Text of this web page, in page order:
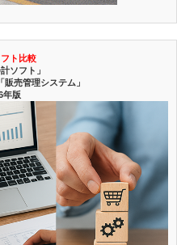
ト比較
ソフト」
販売管理システム」
年版